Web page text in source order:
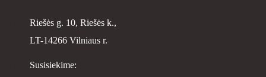
Riešės g. 10, Riešės k.,
LT-14266 Vilniaus r.
Susisiekime: